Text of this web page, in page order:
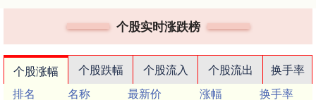
个股实时涨跌榜
个股涨幅 个股跌幅 个股流入 个股流出
换手率
排名
名称 最新价 涨幅
换手率